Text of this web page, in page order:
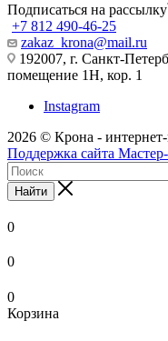
Подписаться на рассылку
+7 812 490-46-25
zakaz_krona@mail.ru
192007, г. Санкт-
помещение 1Н, кор. 1
Instagram
2026 © Крона - интернет-
Поддержка сайта
Найти
0
0
0
Корзина